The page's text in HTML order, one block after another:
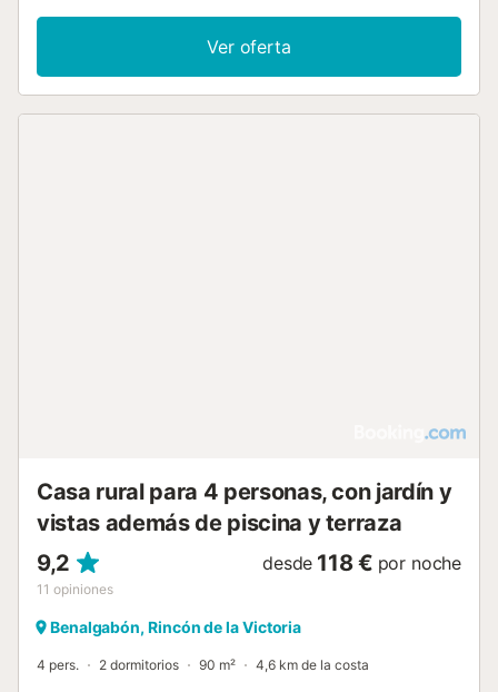
Ver oferta
Casa rural para 4 personas, con jardín y
vistas además de piscina y terraza
9,2
11 opiniones
desde 118 € por noche
Benalgabón, Rincón de la Victoria
4 pers. 2 dormitorios 90 m² 4,6 km de la costa